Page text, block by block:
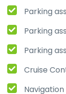
Parking
Parking
Parking
Cruise